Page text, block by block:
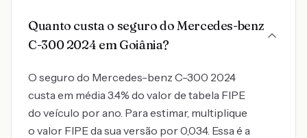
Quanto custa o seguro do Mercedes-benz
C-300 2024 em Goiânia?
O seguro do Mercedes-benz C-300 2024
custa em média 3.4% do valor de tabela FIPE
do veículo por ano. Para estimar, multiplique
o valor FIPE da sua versão por 0,034. Essa é a